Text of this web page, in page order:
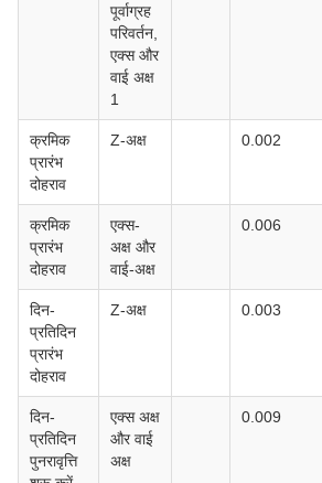
पूर्वाग्रह
परिवर्तन,
एक्स और
वाई अक्ष
1
क्रमिक
प्रारंभ
दोहराव
Z-अक्ष 0.002
क्रमिक
प्रारंभ
दोहराव
एक्स-
अक्ष और
वाई-अक्ष
0.006
दिन-
प्रतिदिन
प्रारंभ
दोहराव
Z-अक्ष 0.003
दिन-
प्रतिदिन
पुनरावृत्ति
एक्स अक्ष
और वाई
अक्ष
0.009